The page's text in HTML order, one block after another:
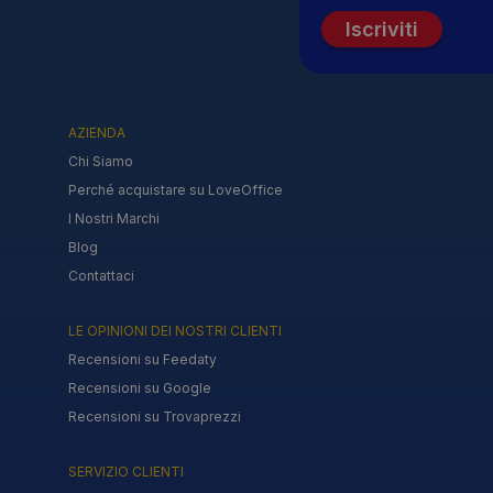
Iscriviti
AZIENDA
Chi Siamo
Perché acquistare su LoveOffice
I Nostri Marchi
Blog
Contattaci
LE OPINIONI DEI NOSTRI CLIENTI
Recensioni su Feedaty
Recensioni su Google
Recensioni su Trovaprezzi
SERVIZIO CLIENTI